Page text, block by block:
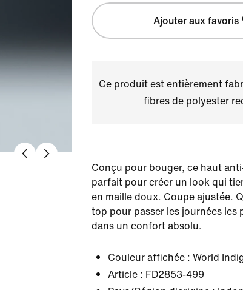
Ajouter aux favoris
Ce produit est entièrement
fibres de polyester
Conçu pour bouger, ce haut
parfait pour créer un look qui
en maille doux. Coupe ajustée.
top pour passer les journées les
dans un confort absolu.
Couleur affichée : World
Article : FD2853-499